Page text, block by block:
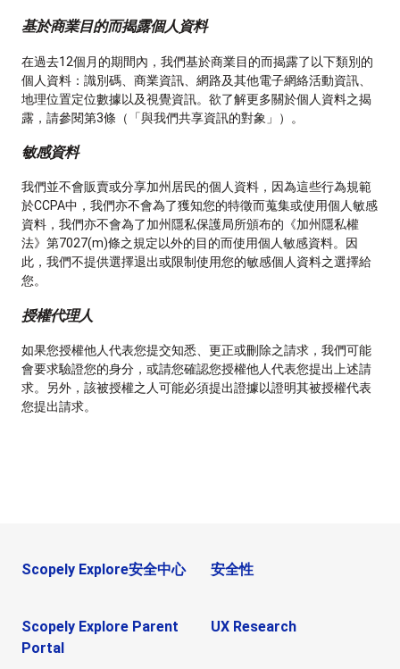
基於商業目的而揭露個人資料
在過去12個月的期間內，我們基於商業目的而揭露了以下類別的
個人資料：識別碼、商業資訊、網路及其他電子網絡活動資訊、
地理位置定位數據以及視覺資訊。欲了解更多關於個人資料之揭
露，請參閱第3條（「與我們共享資訊的對象」）。
敏感資料
我們並不會販賣或分享加州居民的個人資料，因為這些行為規範
於CCPA中，我們亦不會為了獲知您的特徵而蒐集或使用個人敏感
資料，我們亦不會為了加州隱私保護局所頒布的《加州隱私權
法》第7027(m)條之規定以外的目的而使用個人敏感資料。因
此，我們不提供選擇退出或限制使用您的敏感個人資料之選擇給
您。
授權代理人
如果您授權他人代表您提交知悉、更正或刪除之請求，我們可能
會要求驗證您的身分，或請您確認您授權他人代表您提出上述請
求。另外，該被授權之人可能必須提出證據以證明其被授權代表
您提出請求。
Scopely Explore安全中心
Scopely Explore Parent
Portal
安全性
UX Research